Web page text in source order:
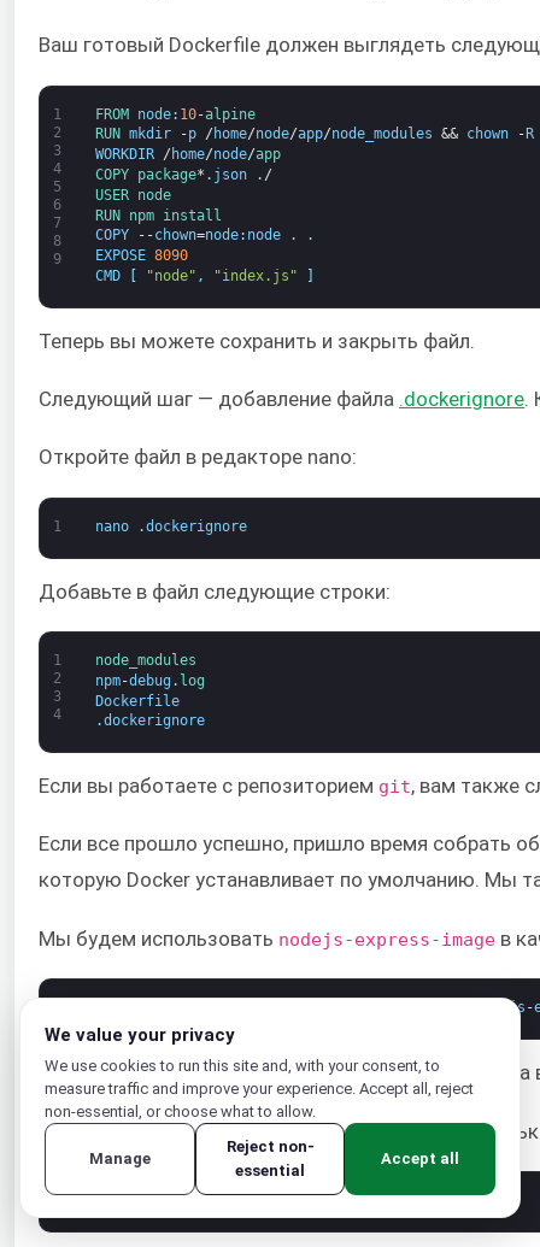
Ваш готовый Dockerfile должен выглядеть
1
2
3
4
5
6
7
8
9
FROM node: 10-alpine
RUN mkdir -p / home/node/app/node_modules && chown - R
WORKDIR
/ home/node/app
COPY package* . json . /
USER node
RUN npm install
COPY
--chown=node: node .
.
EXPOSE 8090
CMD
"node" , "index.js"
Теперь вы можете сохранить и закрыть файл.
Следующий шаг — добавление файла .dockerignore
Откройте файл в редакторе nano:
1 nano .dockerignore
Добавьте в файл следующие строки:
1
2
3
4
node_modules
npm-debug . log
Dockerfile
.dockerignore
Если вы работаете с репозиторием git, вам также
Если все прошло успешно, пришло время собрать
которую Docker устанавливает по умолчанию. Мы
Мы будем использовать nodejs-express-image в
nodejs -
Не забудьте заменить your_dockerhub_username
Процесс сборки занимает минуту или две. Как
1 sudo docker images
We value your privacy
We use cookies to run this site and, with your consent, to
measure traffic and improve your experience. Accept all, reject
non-essential, or choose what to allow.
Manage
Reject non-
essential
Accept all